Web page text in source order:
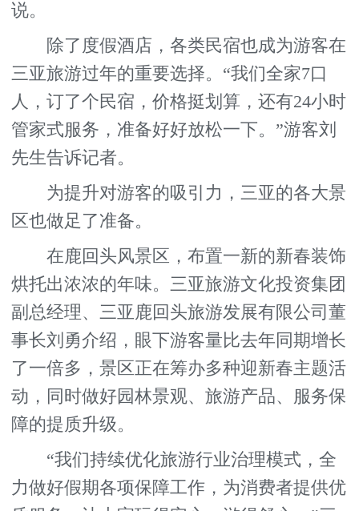
说。
除了度假酒店，各类民宿也成为游客在
三亚旅游过年的重要选择。“我们全家7口
人，订了个民宿，价格挺划算，还有24小时
管家式服务，准备好好放松一下。”游客刘
先生告诉记者。
为提升对游客的吸引力，三亚的各大景
区也做足了准备。
在鹿回头风景区，布置一新的新春装饰
烘托出浓浓的年味。三亚旅游文化投资集团
副总经理、三亚鹿回头旅游发展有限公司董
事长刘勇介绍，眼下游客量比去年同期增长
了一倍多，景区正在筹办多种迎新春主题活
动，同时做好园林景观、旅游产品、服务保
障的提质升级。
“我们持续优化旅游行业治理模式，全
力做好假期各项保障工作，为消费者提供优